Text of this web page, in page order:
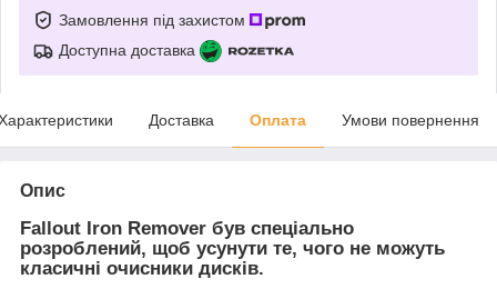
Замовлення під захистом
Доступна доставка
Доставка Оплата Умови повернення
Опис
Fallout Iron Remover був спеціально
розроблений, щоб усунути те, чого не можуть
класичні очисники дисків.